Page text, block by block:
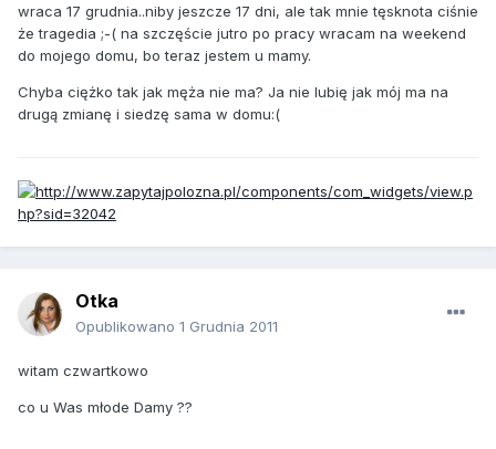
wraca 17 grudnia..niby jeszcze 17 dni, ale tak mnie tęsknota ciśnie
że tragedia ;-( na szczęście jutro po pracy wracam na weekend
do mojego domu, bo teraz jestem u mamy.
Chyba ciężko tak jak męża nie ma? Ja nie lubię jak mój ma na
drugą zmianę i siedzę sama w domu:(
Otka
Opublikowano 1 Grudnia 2011
witam czwartkowo
co u Was młode Damy ??